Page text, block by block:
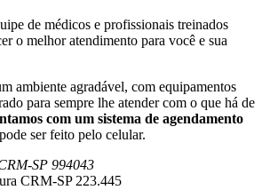
de médicos e profissionais treinados
o melhor atendimento para você e sua
ambiente agradável, com equipamentos
para sempre lhe atender com o que há de
com um sistema de agendamento
ser feito pelo celular.
SP 994043
CRM-SP 223.445